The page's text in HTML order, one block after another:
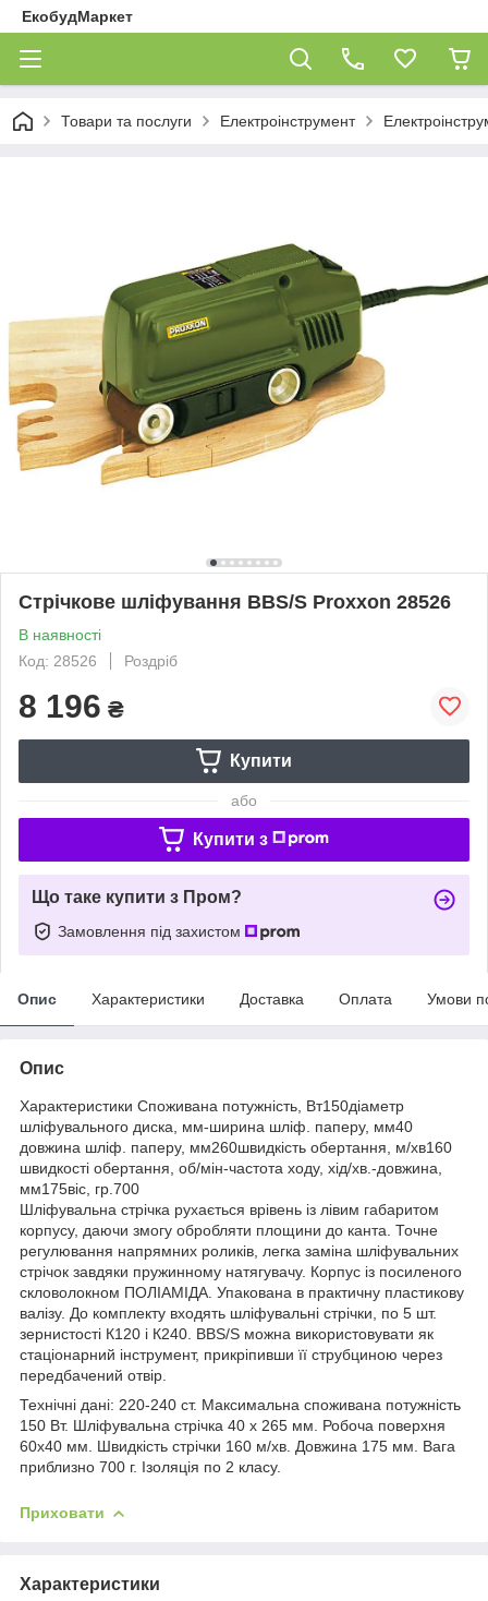
ЕкобудМаркет
Товари та послуги Електроінструмент
Стрічкове шліфування BBS/S Proxxon 28526
В наявності
Код: 28526
Роздріб
8 196 ₴
Купити
або
Купити з
Що таке купити з Пром?
Замовлення під захистом
Опис Характеристики Доставка Оплата Умови
Опис
Характеристики Споживана потужність, Вт150діаметр
шліфувального диска, мм-ширина шліф. паперу, мм40
довжина шліф. паперу, мм260швидкість обертання, м/хв160
швидкості обертання, об/мін-частота ходу, хід/хв.-довжина,
мм175віс, гр.700
Шліфувальна стрічка рухається врівень із лівим габаритом
корпусу, даючи змогу обробляти площини до канта. Точне
регулювання напрямних роликів, легка заміна шліфувальних
стрічок завдяки пружинному натягувачу. Корпус із посиленого
скловолокном ПОЛІАМІДА. Упакована в практичну пластикову
валізу. До комплекту входять шліфувальні стрічки, по 5 шт.
зернистості К120 і К240. BBS/S можна використовувати як
стаціонарний інструмент, прикріпивши її струбциною через
передбачений отвір.
Технічні дані: 220-240 ст. Максимальна споживана потужність
150 Вт. Шліфувальна стрічка 40 х 265 мм. Робоча поверхня
60х40 мм. Швидкість стрічки 160 м/хв. Довжина 175 мм. Вага
приблизно 700 г. Ізоляція по 2 класу.
Приховати
Характеристики